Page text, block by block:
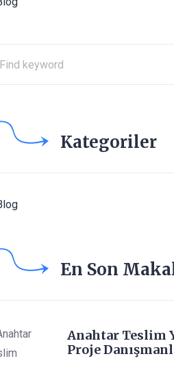
Kategoriler
En Son
Anahtar Teslim
Proje